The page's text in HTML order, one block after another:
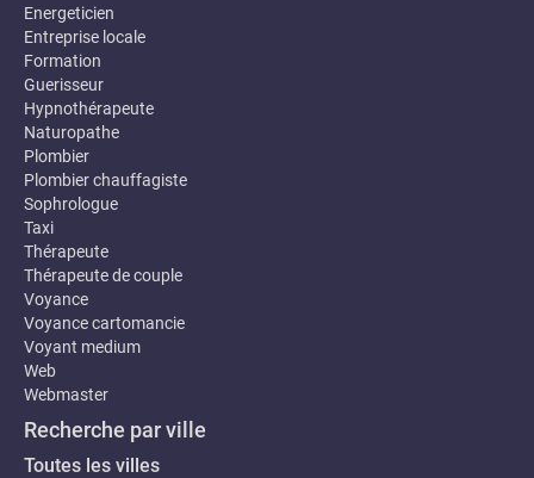
Energeticien
Entreprise locale
Formation
Guerisseur
Hypnothérapeute
Naturopathe
Plombier
Plombier chauffagiste
Sophrologue
Taxi
Thérapeute
Thérapeute de couple
Voyance
Voyance cartomancie
Voyant medium
Web
Webmaster
Recherche par ville
Toutes les villes